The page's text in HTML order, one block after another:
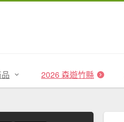
2026 森遊竹縣